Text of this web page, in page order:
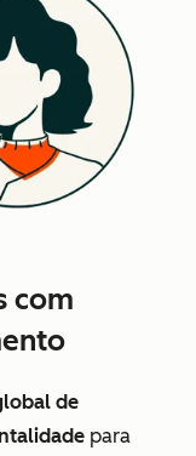
com
de
para